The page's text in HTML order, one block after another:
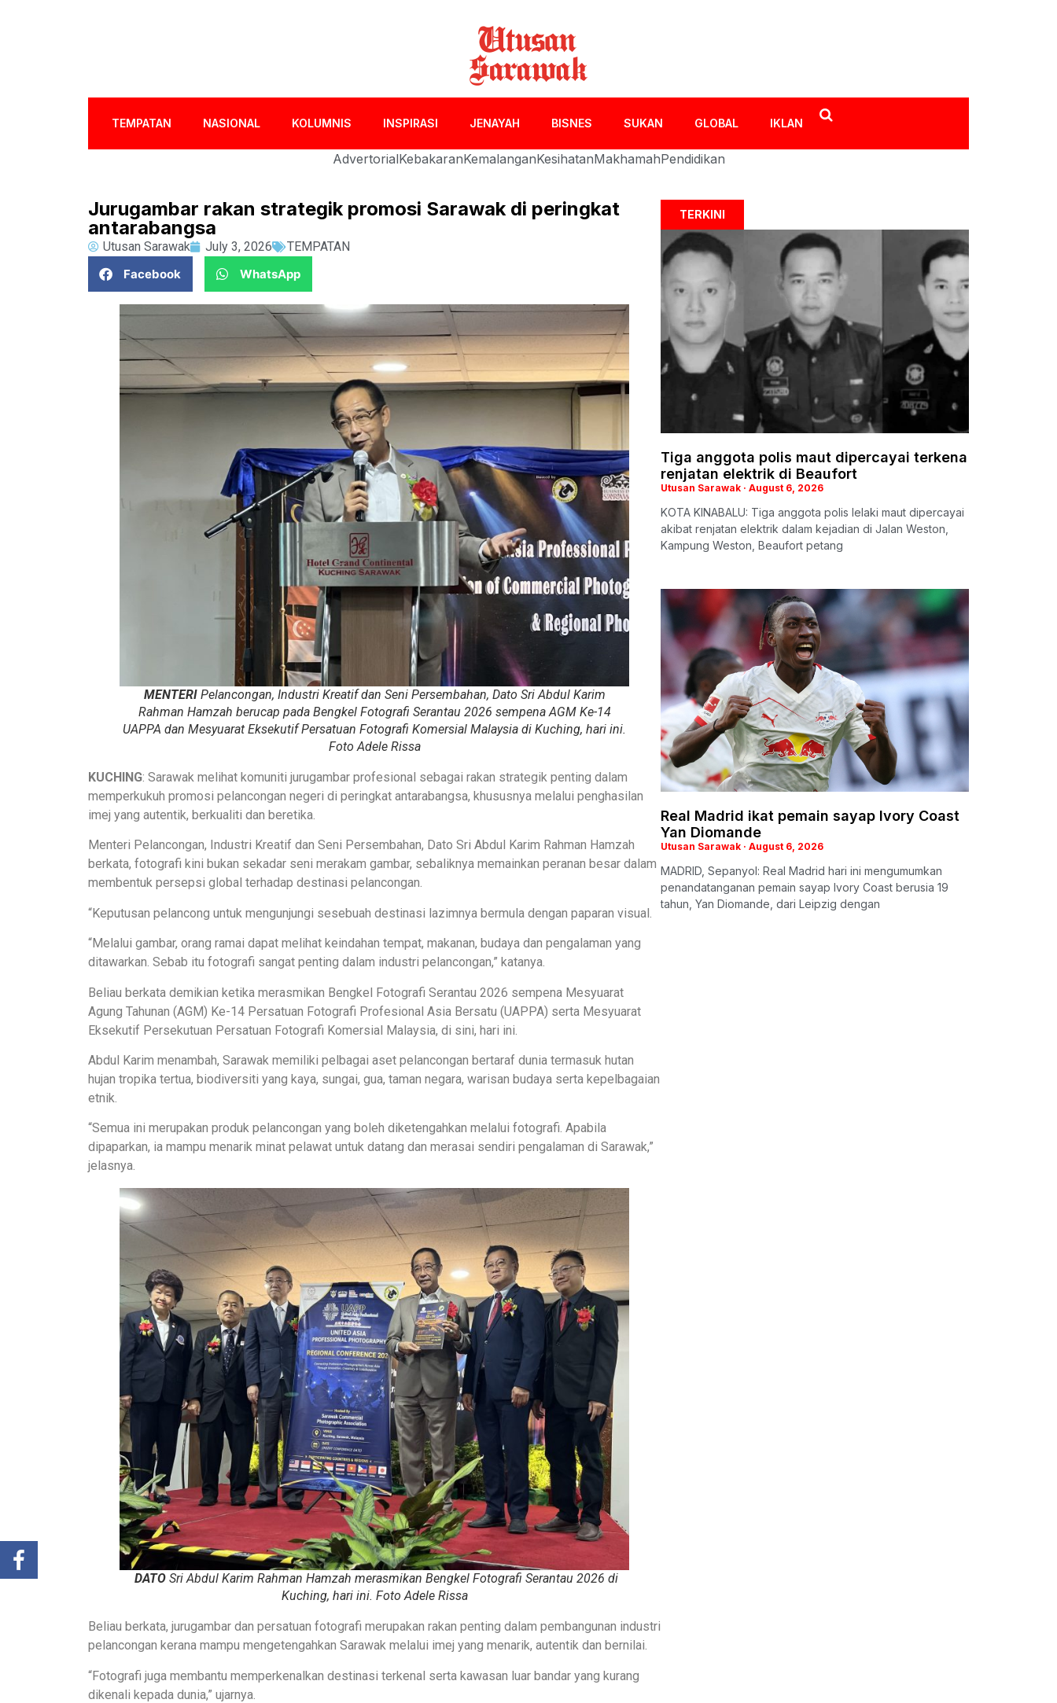
TEMPATAN NASIONAL KOLUMNIS INSPIRASI JENAYAH BISNES SUKAN GLOBAL IKLAN
AdvertorialKebakaranKemalanganKesihatanMakhamahPendidikan
Jurugambar rakan strategik promosi Sarawak di peringkat
antarabangsa
Utusan Sarawak July 3, 2026
TEMPATAN
Facebook
WhatsApp
MENTERI Pelancongan, Industri Kreatif dan Seni Persembahan, Dato Sri Abdul Karim
Rahman Hamzah berucap pada Bengkel Fotografi Serantau 2026 sempena AGM Ke-14
UAPPA dan Mesyuarat Eksekutif Persatuan Fotografi Komersial Malaysia di Kuching, hari ini.
Foto Adele Rissa
KUCHING: Sarawak melihat komuniti jurugambar profesional sebagai rakan strategik penting dalam
memperkukuh promosi pelancongan negeri di peringkat antarabangsa, khususnya melalui penghasilan
imej yang autentik, berkualiti dan beretika.
Menteri Pelancongan, Industri Kreatif dan Seni Persembahan, Dato Sri Abdul Karim Rahman Hamzah
berkata, fotografi kini bukan sekadar seni merakam gambar, sebaliknya memainkan peranan besar dalam
membentuk persepsi global terhadap destinasi pelancongan.
“Keputusan pelancong untuk mengunjungi sesebuah destinasi lazimnya bermula dengan paparan visual.
“Melalui gambar, orang ramai dapat melihat keindahan tempat, makanan, budaya dan pengalaman yang
ditawarkan. Sebab itu fotografi sangat penting dalam industri pelancongan,” katanya.
Beliau berkata demikian ketika merasmikan Bengkel Fotografi Serantau 2026 sempena Mesyuarat
Agung Tahunan (AGM) Ke-14 Persatuan Fotografi Profesional Asia Bersatu (UAPPA) serta Mesyuarat
Eksekutif Persekutuan Persatuan Fotografi Komersial Malaysia, di sini, hari ini.
Abdul Karim menambah, Sarawak memiliki pelbagai aset pelancongan bertaraf dunia termasuk hutan
hujan tropika tertua, biodiversiti yang kaya, sungai, gua, taman negara, warisan budaya serta kepelbagaian
etnik.
“Semua ini merupakan produk pelancongan yang boleh diketengahkan melalui fotografi. Apabila
dipaparkan, ia mampu menarik minat pelawat untuk datang dan merasai sendiri pengalaman di Sarawak,”
jelasnya.
DATO Sri Abdul Karim Rahman Hamzah merasmikan Bengkel Fotografi Serantau 2026 di
Kuching, hari ini. Foto Adele Rissa
Beliau berkata, jurugambar dan persatuan fotografi merupakan rakan penting dalam pembangunan industri
pelancongan kerana mampu mengetengahkan Sarawak melalui imej yang menarik, autentik dan bernilai.
“Fotografi juga membantu memperkenalkan destinasi terkenal serta kawasan luar bandar yang kurang
dikenali kepada dunia,” ujarnya.
TERKINI
Tiga anggota polis maut dipercayai terkena
renjatan elektrik di Beaufort
Utusan Sarawak August 6, 2026
KOTA KINABALU: Tiga anggota polis lelaki maut dipercayai
akibat renjatan elektrik dalam kejadian di Jalan Weston,
Kampung Weston, Beaufort petang
Real Madrid ikat pemain sayap Ivory Coast
Yan Diomande
Utusan Sarawak August 6, 2026
MADRID, Sepanyol: Real Madrid hari ini mengumumkan
penandatanganan pemain sayap Ivory Coast berusia 19
tahun, Yan Diomande, dari Leipzig dengan